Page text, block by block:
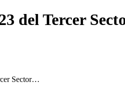
del Tercer
Sector…